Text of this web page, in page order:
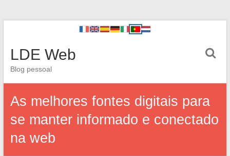
LDE Web
Blog pessoal
As melhores fontes digitais para
se manter informado e conectado
na web